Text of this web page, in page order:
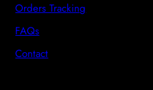
Orders Tracking
FAQs
Contact